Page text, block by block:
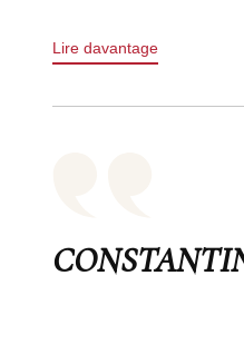
Lire davantage